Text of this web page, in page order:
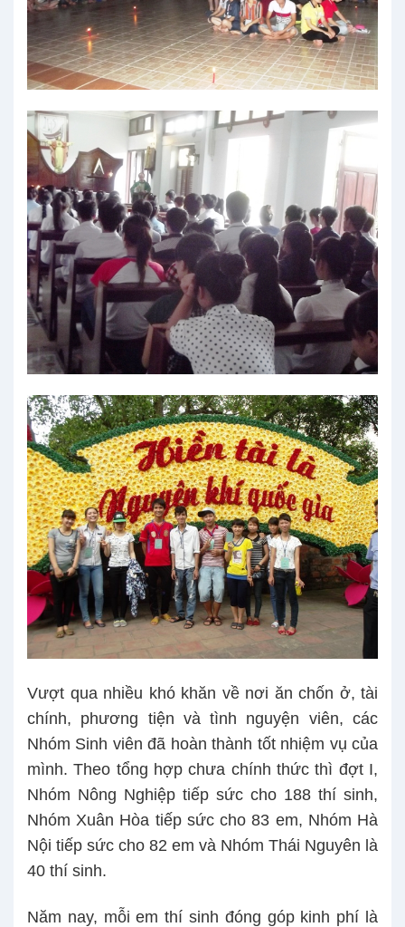
Vượt qua nhiều khó khăn về nơi ăn chốn ở, tài
chính, phương tiện và tình nguyện viên, các
Nhóm Sinh viên đã hoàn thành tốt nhiệm vụ của
mình. Theo tổng hợp chưa chính thức thì đợt I,
Nhóm Nông Nghiệp tiếp sức cho 188 thí sinh,
Nhóm Xuân Hòa tiếp sức cho 83 em, Nhóm Hà
Nội tiếp sức cho 82 em và Nhóm Thái Nguyên là
40 thí sinh.
Năm nay, mỗi em thí sinh đóng góp kinh phí là